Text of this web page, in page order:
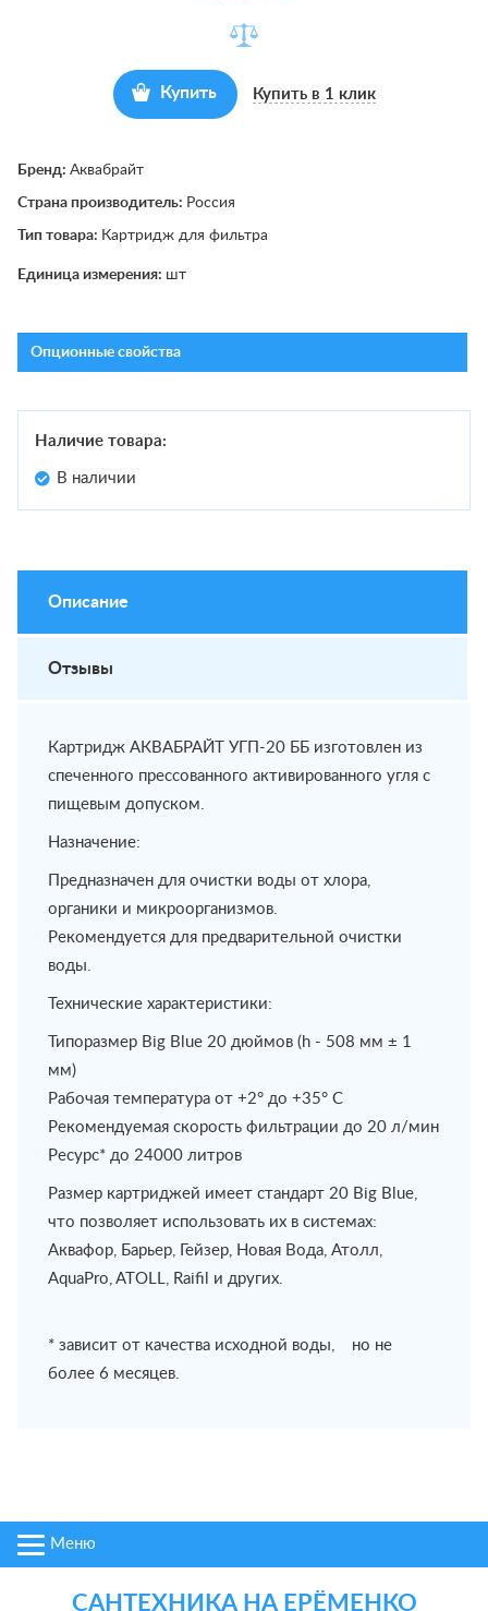
Купить Купить в 1 клик
Бренд: Аквабрайт
Страна производитель: Россия
Тип товара: Картридж для фильтра
Единица измерения: шт
Опционные свойства
Наличие товара:
В наличии
Описание
Отзывы
Картридж АКВАБРАЙТ УГП-20 ББ изготовлен из
спеченного прессованного активированного угля с
пищевым допуском.
Назначение:
Предназначен для очистки воды от хлора,
органики и микроорганизмов.
Рекомендуется для предварительной очистки
воды.
Технические характеристики:
Типоразмер Big Blue 20 дюймов (h - 508 мм ± 1
мм)
Рабочая температура от +2° до +35° С
Рекомендуемая скорость фильтрации до 20 л/мин
Ресурс* до 24000 литров
Размер картриджей имеет стандарт 20 Big Blue,
что позволяет использовать их в системах:
Аквафор, Барьер, Гейзер, Новая Вода, Атолл,
AquaPro, ATOLL, Raifil и других.
* зависит от качества исходной воды, но не
более 6 месяцев.
Меню
САНТЕХНИКА НА ЕРЁМЕНКО